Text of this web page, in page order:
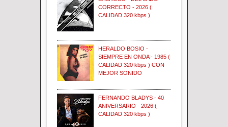
CORRECTO - 2026 (
CALIDAD 320 kbps )
HERALDO BOSIO -
SIEMPRE EN ONDA - 1985 (
CALIDAD 320 kbps ) CON
MEJOR SONIDO
FERNANDO BLADYS - 40
ANIVERSARIO - 2026 (
CALIDAD 320 kbps )